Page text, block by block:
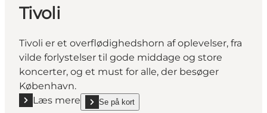
Tivoli
Tivoli er et overflødighedshorn af oplevelser, fra
vilde forlystelser til gode middage og store
koncerter, og et must for alle, der besøger
København.
Læs mere
Læs mere "Tivoli"Se på kort
show Tivoli on_map